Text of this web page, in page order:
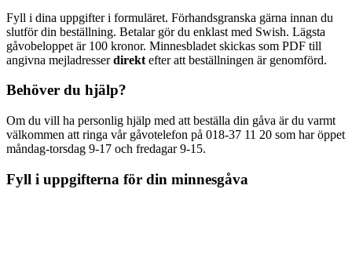
Fyll i dina uppgifter i formuläret. Förhandsgranska gärna innan du
slutför din beställning. Betalar gör du enklast med Swish. Lägsta
gåvobeloppet är 100 kronor. Minnesbladet skickas som PDF till
angivna mejladresserdirekt efter att beställningen är genomförd.
Behöver du hjälp?
Om du vill ha personlig hjälp med att beställa din gåva är du varmt
välkommen att ringa vår gåvotelefon på 018-37 11 20 som har öppet
måndag-torsdag 9-17 och fredagar 9-15.
Fyll i uppgifterna för din minnesgåva